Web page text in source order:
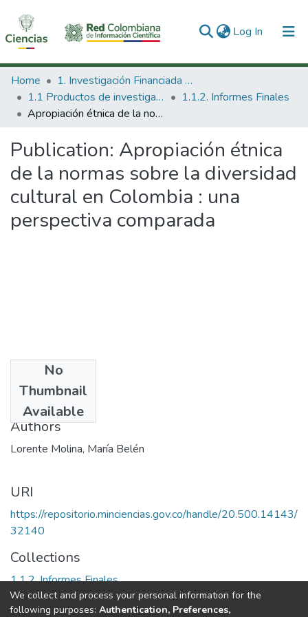
Log In (current)
Communities & Collections
All of DSpace
Home
1. Investigación Financiada con Recursos Públicos
1.1 Productos de investigación
1.1.2. Informes Finales
Apropiación étnica de la normas sobre la diversidad cultural en Colombia : una perspectiva comparada
Publication: Apropiación étnica
de la normas sobre la diversidad
cultural en Colombia : una
perspectiva comparada
No
Thumbnail
Available
2002
Authors
Lorente Molina, María Belén
URI
https://repositorio.minciencias.gov.co/handle/20.500.14143/
32140
Collections
1.1.2. Informes Finales
Full item page
We collect and process your personal information for the
following purposes: Authentication, Preferences,